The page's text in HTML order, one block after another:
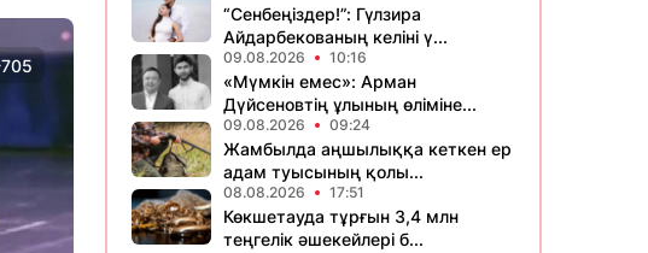
705
“Сенбеңіздер!”: Гүлзира
Айдарбекованың келіні ү...
09.08.2026 10:16
«Мүмкін емес»: Арман
Дүйсеновтің ұлының өліміне...
09.08.2026 09:24
Жамбылда аңшылыққа кеткен ер
адам туысының қолы...
08.08.2026 17:51
Көкшетауда тұрғын 3,4 млн
теңгелік әшекейлері б...